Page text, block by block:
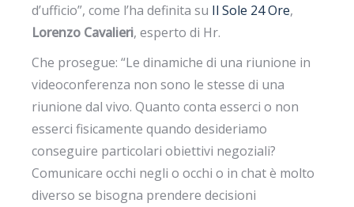
d’ufficio”, come l’ha definita su Il Sole 24 Ore,
Lorenzo Cavalieri, esperto di Hr.
Che prosegue: “Le dinamiche di una riunione in
videoconferenza non sono le stesse di una
riunione dal vivo. Quanto conta esserci o non
esserci fisicamente quando desideriamo
conseguire particolari obiettivi negoziali?
Comunicare occhi negli o occhi o in chat è molto
diverso se bisogna prendere decisioni